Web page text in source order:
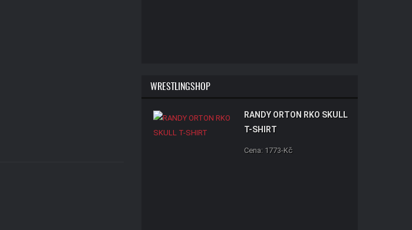
WRESTLINGSHOP
RANDY ORTON RKO SKULL
T-SHIRT
Cena: 1773-Kč